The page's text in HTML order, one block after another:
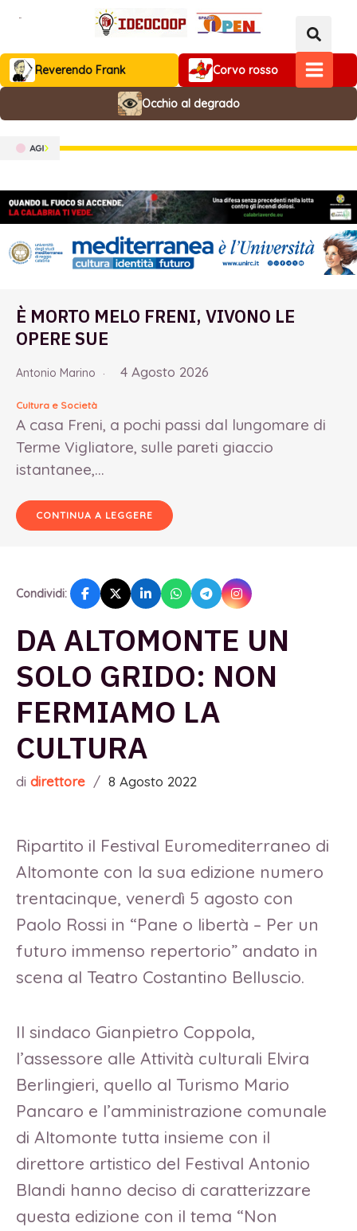
MAIN
Reverendo Frank Corvo rosso
Occhio al degrado
È MORTO MELO FRENI, VIVONO LE
OPERE SUE
Antonio Marino 4 Agosto 2026
Cultura e Società
A casa Freni, a pochi passi dal lungomare di
Terme Vigliatore, sulle pareti giaccio
istantanee,...
CONTINUA A LEGGERE
Condividi:
DA ALTOMONTE UN
SOLO GRIDO: NON
FERMIAMO LA
CULTURA
di direttore / 8 Agosto 2022
Ripartito il Festival Euromediterraneo di
Altomonte con la sua edizione numero
trentacinque, venerdì 5 agosto con
Paolo Rossi in “Pane o libertà – Per un
futuro immenso repertorio” andato in
scena al Teatro Costantino Belluscio.
Il sindaco Gianpietro Coppola,
l’assessore alle Attività culturali Elvira
Berlingieri, quello al Turismo Mario
Pancaro e l’amministrazione comunale
di Altomonte tutta insieme con il
direttore artistico del Festival Antonio
Blandi hanno deciso di caratterizzare
questa edizione con il tema “Non